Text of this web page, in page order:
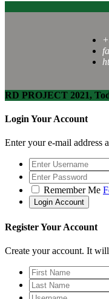
RD PROJECT 2021,
Login Your Account
Enter your e-mail address
Remember Me
Register Your Account
Create your account. It